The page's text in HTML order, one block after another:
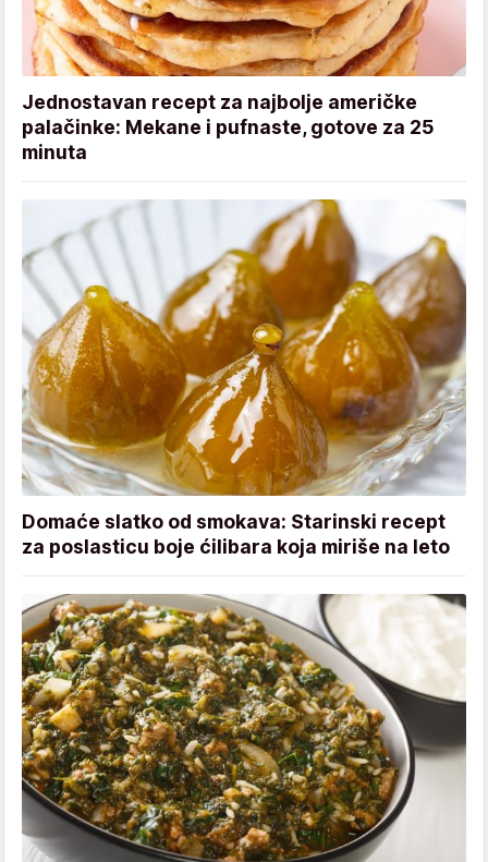
Jednostavan recept za najbolje američke
palačinke: Mekane i pufnaste, gotove za 25
minuta
Domaće slatko od smokava: Starinski recept
za poslasticu boje ćilibara koja miriše na leto